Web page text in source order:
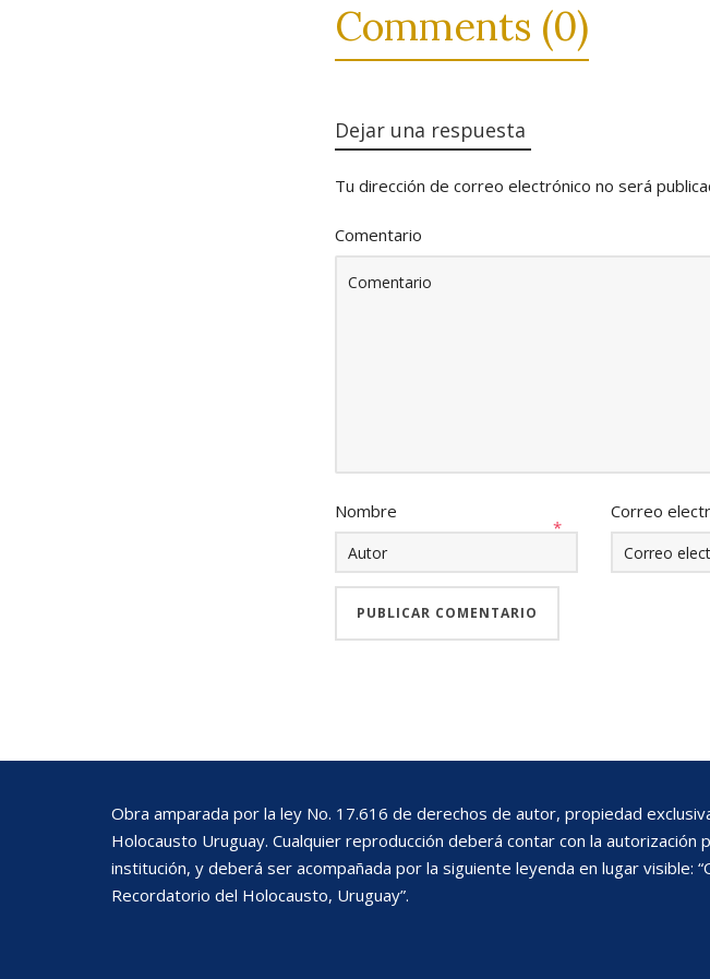
Comments (0)
Dejar una respuesta
Tu dirección de correo electrónico no será
Comentario
Nombre
*
Correo
Obra amparada por la ley No. 17.616 de derechos de autor, propiedad
Holocausto Uruguay. Cualquier reproducción deberá contar con la autorización
institución, y deberá ser acompañada por la siguiente leyenda en lugar visible:
Recordatorio del Holocausto, Uruguay”.